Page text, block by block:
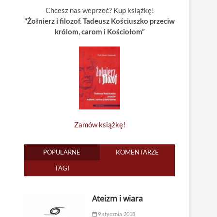
Chcesz nas weprzeć? Kup książkę!
"Żołnierz i filozof. Tadeusz Kościuszko przeciw
królom, carom i Kościołom”
Zamów książkę!
POPULARNE KOMENTARZE
TAGI
Ateizm i wiara
9 stycznia 2018